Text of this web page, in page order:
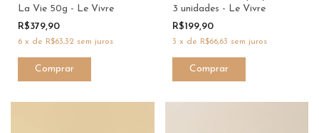
La Vie 50g - Le Vivre
R$379,90
6 x de R$63,32 sem juros
3 unidades - Le Vivre
R$199,90
3 x de R$66,63 sem juros